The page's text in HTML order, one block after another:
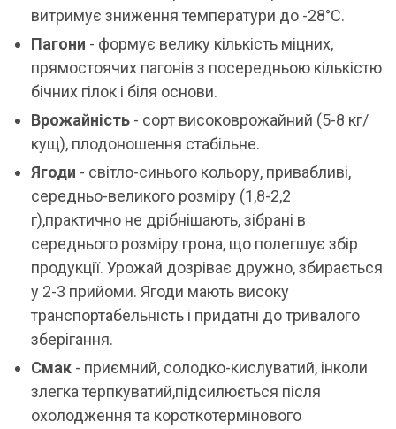
витримує зниження температури до -28°С.
Пагони - формує велику кількість міцних,
прямостоячих пагонів з посередньою кількістю
бічних гілок і біля основи.
Врожайність - сорт високоврожайний (5-8 кг/
кущ), плодоношення стабільне.
Ягоди - світло-синього кольору, привабливі,
середньо-великого розміру (1,8-2,2
г),практично не дрібнішають, зібрані в
середнього розміру грона, що полегшує збір
продукції. Урожай дозріває дружно, збирається
у 2-3 прийоми. Ягоди мають високу
транспортабельність і придатні до тривалого
зберігання.
Смак - приємний, солодко-кислуватий, інколи
злегка терпкуватий,підсилюється після
охолодження та короткотермінового